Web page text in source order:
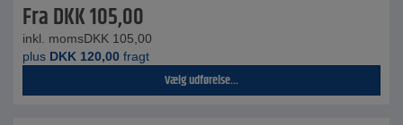
FraDKK105,00
inkl. momsDKK 105,00
plus DKK 120,00 fragt
Vælg udførelse...